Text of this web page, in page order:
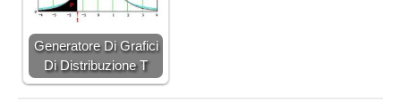
Generatore Di Grafici
Di Distribuzione T